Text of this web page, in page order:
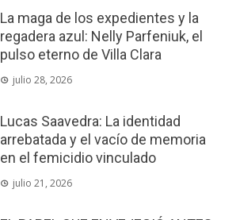
La maga de los expedientes y la
regadera azul: Nelly Parfeniuk, el
pulso eterno de Villa Clara
julio 28, 2026
Lucas Saavedra: La identidad
arrebatada y el vacío de memoria
en el femicidio vinculado
julio 21, 2026